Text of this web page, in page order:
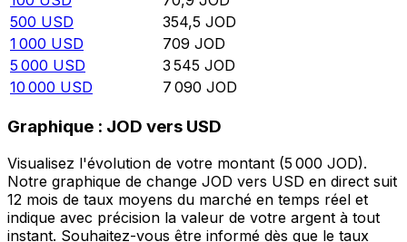
500 USD 354,5 JOD
1 000 USD 709 JOD
5 000 USD 3 545 JOD
10 000 USD 7 090 JOD
Graphique : JOD vers USD
Visualisez l'évolution de votre montant (5 000 JOD).
Notre graphique de change JOD vers USD en direct suit
12 mois de taux moyens du marché en temps réel et
indique avec précision la valeur de votre argent à tout
instant. Souhaitez-vous être informé dès que le taux